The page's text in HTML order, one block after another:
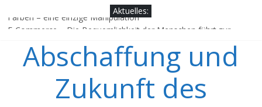
Inhalt
Aktuelles:
Farben – eine einzige Manipulation
digitalisierten Zahlung
China, ein Vorbild für Deutschland?
Jens Weidmann, würdest Du dich als einen Verfechter des
Bargelds bezeichnen?
Google, Apple Pay & Co. – Trend zum Mobile Payment nimmt
Abschaffung und
Zukunft des